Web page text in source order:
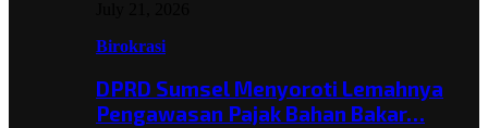
Birokrasi
DPRD Sumsel Menyoroti Lemahnya
Pengawasan Pajak Bahan Bakar…